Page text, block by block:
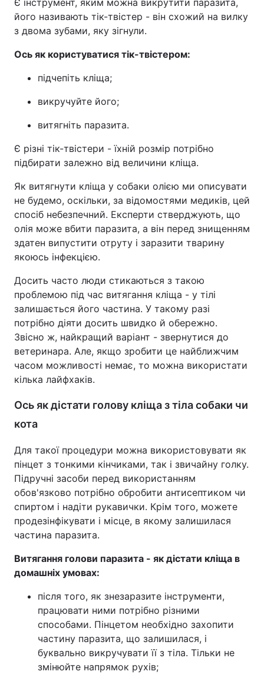
Є інструмент, яким можна викрутити паразита,
його називають тік-твістер - він схожий на вилку
з двома зубами, яку зігнули.
Ось як користуватися тік-твістером:
підчепіть кліща;
викручуйте його;
витягніть паразита.
Є різні тік-твістери - їхній розмір потрібно
підбирати залежно від величини кліща.
Як витягнути кліща у собаки олією ми описувати
не будемо, оскільки, за відомостями медиків, цей
спосіб небезпечний. Експерти стверджують, що
олія може вбити паразита, а він перед знищенням
здатен випустити отруту і заразити тварину
якоюсь інфекцією.
Досить часто люди стикаються з такою
проблемою під час витягання кліща - у тілі
залишається його частина. У такому разі
потрібно діяти досить швидко й обережно.
Звісно ж, найкращий варіант - звернутися до
ветеринара. Але, якщо зробити це найближчим
часом можливості немає, то можна використати
кілька лайфхаків.
Ось як дістати голову кліща з тіла собаки чи
кота
Для такої процедури можна використовувати як
пінцет з тонкими кінчиками, так і звичайну голку.
Підручні засоби перед використанням
обов'язково потрібно обробити антисептиком чи
спиртом і надіти рукавички. Крім того, можете
продезінфікувати і місце, в якому залишилася
частина паразита.
Витягання голови паразита - як дістати кліща в
домашніх умовах:
після того, як знезаразите інструменти,
працювати ними потрібно різними
способами. Пінцетом необхідно захопити
частину паразита, що залишилася, і
буквально викручувати її з тіла. Тільки не
змінюйте напрямок рухів;